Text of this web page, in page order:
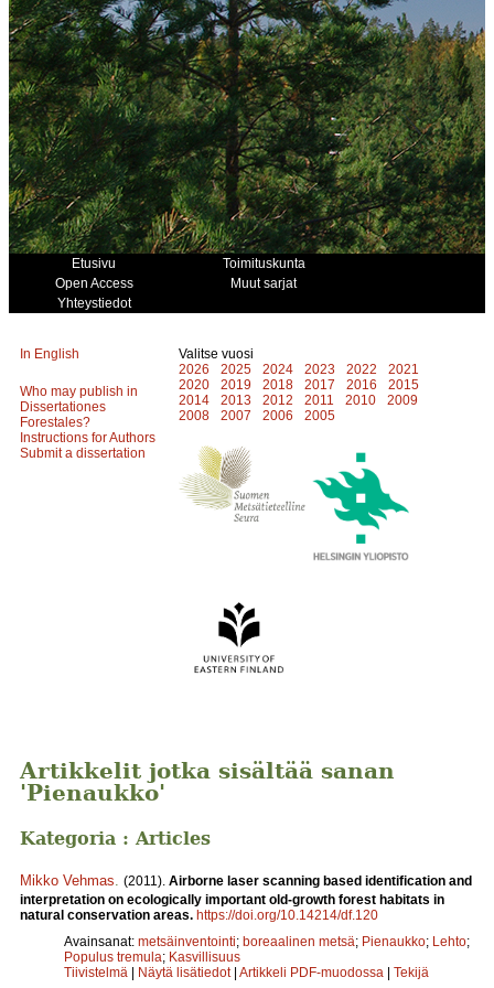
Etusivu
Toimituskunta
Open Access
Muut sarjat
Yhteystiedot
In English
Who may publish in
Dissertationes
Forestales?
Instructions for Authors
Submit a dissertation
Valitse vuosi
2026
2025 2024 2023 2022
2021
2020
2019 2018 2017 2016
2015
2014
2013 2012 2011 2010
2009
2008
2007 2006 2005
Artikkelit jotka sisältää sanan
'Pienaukko'
Kategoria : Articles
Mikko Vehmas (2011). Airborne laser scanning based identification and
interpretation on ecologically important old-growth forest habitats in
natural conservation areas. https://doi.org/10.14214/df.120
Avainsanat: metsäinventointi; boreaalinen metsä; Pienaukko; Lehto;
Populus tremula; Kasvillisuus
Tiivistelmä | Näytä lisätiedot | Artikkeli PDF-muodossa | Tekijä